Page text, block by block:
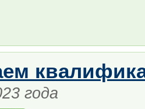
года